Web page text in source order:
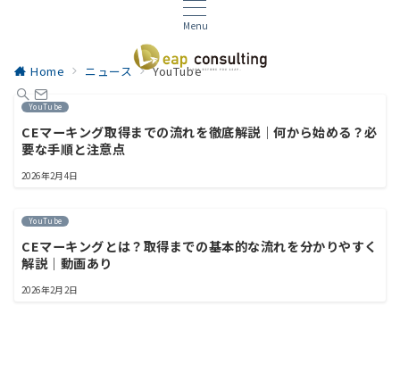
Menu
Home ニュース YouTube
YouTube
CEマーキング取得までの流れを徹底解説｜何から始める？必
要な手順と注意点
2026年2月4日
YouTube
CEマーキングとは？取得までの基本的な流れを分かりやすく
解説｜動画あり
2026年2月2日